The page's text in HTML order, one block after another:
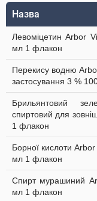
Назва
Левоміцетин Arbor
мл 1 флакон
Перекису водню
застосування 3 %
Брильянтовий
спиртовий для
1 флакон
Борної кислоти
мл 1 флакон
Спирт мурашиний
мл 1 флакон